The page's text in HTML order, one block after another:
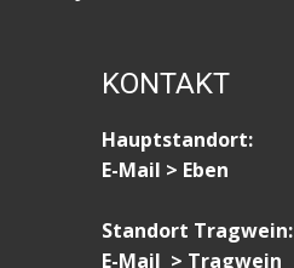
KONTAKT
Hauptstandort:
E-Mail > Eben
Standort Tragwein:
E-Mail > Tragwein